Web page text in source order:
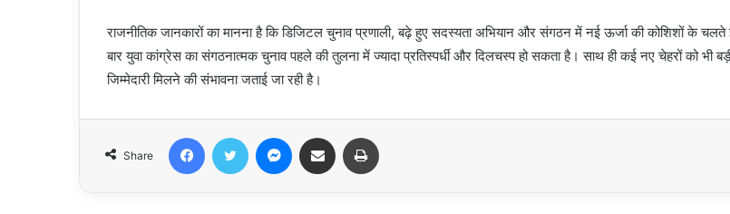
राजनीतिक जानकारों का मानना है कि डिजिटल चुनाव प्रणाली, बढ़े हुए सदस्यता अभियान और संगठन में नई ऊर्जा की कोशिशों के
बार युवा कांग्रेस का संगठनात्मक चुनाव पहले की तुलना में ज्यादा प्रतिस्पर्धी और दिलचस्प हो सकता है। साथ ही कई नए चेहरों को भी
जिम्मेदारी मिलने की संभावना जताई जा रही है।
Share
FacebookTwitter Messenger
Share via Email